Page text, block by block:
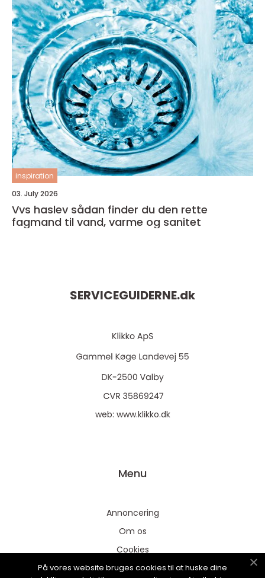
inspiration
03. July 2026
Vvs haslev sådan finder du den rette
fagmand til vand, varme og sanitet
SERVICEGUIDERNE.dk
web: www.klikko.dk
Menu
Annoncering
Om os
Cookies
Kontakt os
På vores website bruges cookies til at huske dine